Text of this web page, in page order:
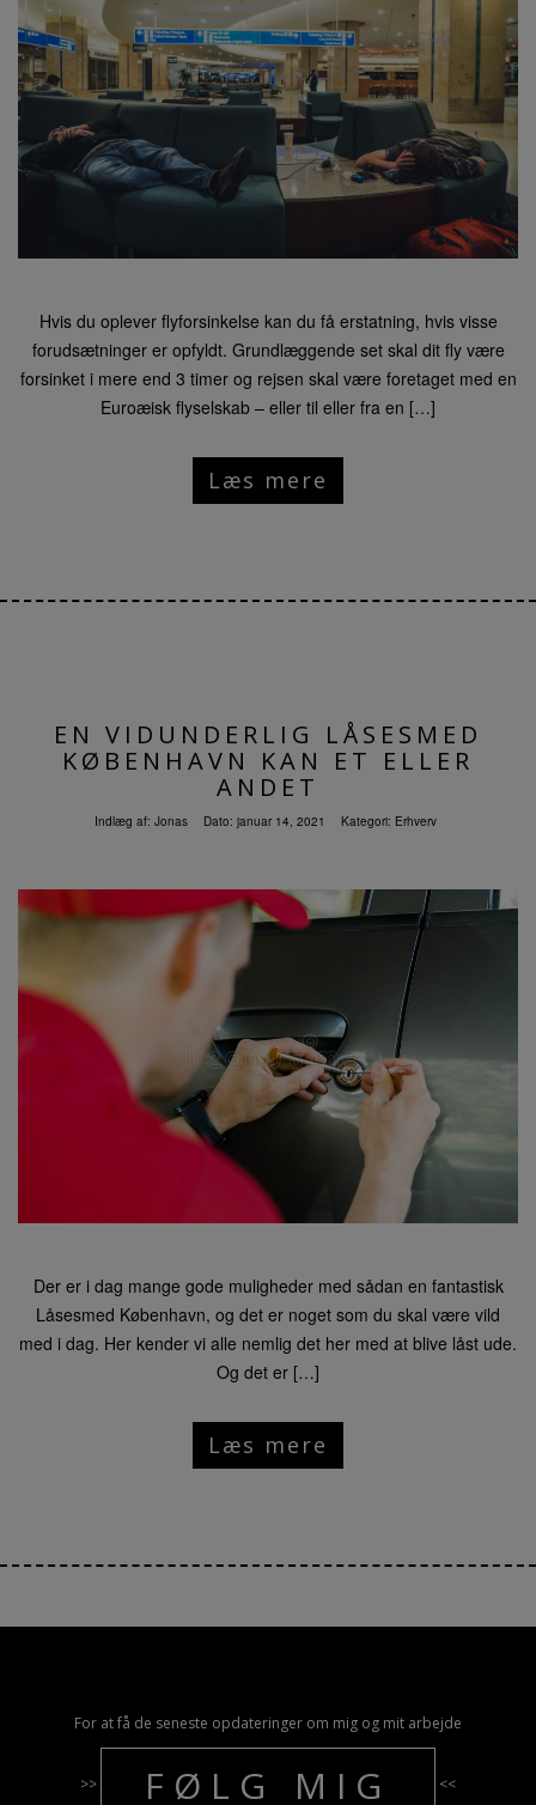
Hvis du oplever flyforsinkelse kan du få erstatning, hvis visse
forudsætninger er opfyldt. Grundlæggende set skal dit fly være
forsinket i mere end 3 timer og rejsen skal være foretaget med en
Euroæisk flyselskab – eller til eller fra en […]
Læs mere
EN VIDUNDERLIG LÅSESMED
KØBENHAVN KAN ET ELLER
ANDET
Indlæg af: Jonas Dato: januar 14, 2021 Kategori: Erhverv
Der er i dag mange gode muligheder med sådan en fantastisk
Låsesmed København, og det er noget som du skal være vild
med i dag. Her kender vi alle nemlig det her med at blive låst ude.
Og det er […]
Læs mere
For at få de seneste opdateringer om mig og mit arbejde
>> FØLG MIG <<